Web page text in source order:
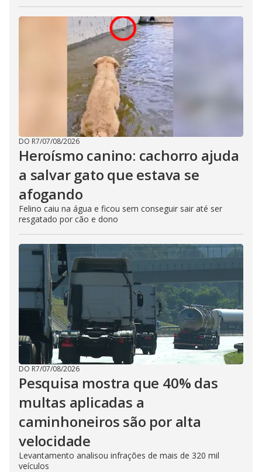
DO R7/07/08/2026
Heroísmo canino: cachorro ajuda
a salvar gato que estava se
afogando
Felino caiu na água e ficou sem conseguir sair até ser
resgatado por cão e dono
DO R7/07/08/2026
Pesquisa mostra que 40% das
multas aplicadas a
caminhoneiros são por alta
velocidade
Levantamento analisou infrações de mais de 320 mil
veículos